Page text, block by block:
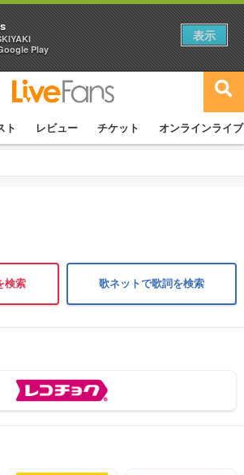
ト レビュー チケット オンラインライブ
検索 歌ネットで歌詞を検索
Play
表示